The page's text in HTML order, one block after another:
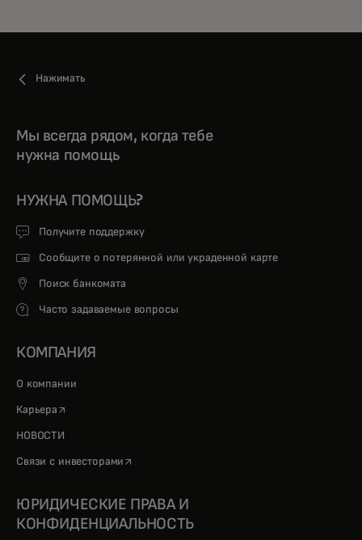
Нажимать
Мы всегда рядом, когда тебе
нужна помощь
НУЖНА ПОМОЩЬ?
Получите поддержку
Сообщите о потерянной или украденной карте
Поиск банкомата
Часто задаваемые вопросы
КОМПАНИЯ
О компании
Карьера opens in a new tab
НОВОСТИ
Связи с инвесторами opens in a new tab
ЮРИДИЧЕСКИЕ ПРАВА И
КОНФИДЕНЦИАЛЬНОСТЬ